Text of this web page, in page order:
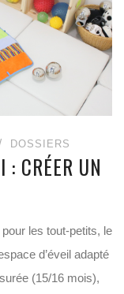
DOSSIERS
: CRÉER UN
les tout-petits, le
d’éveil adapté
(15/16 mois),